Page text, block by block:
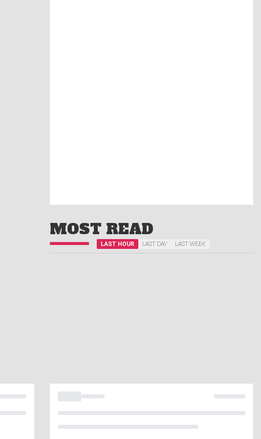
MOST READ
LAST HOUR LAST DAY LAST WEEK